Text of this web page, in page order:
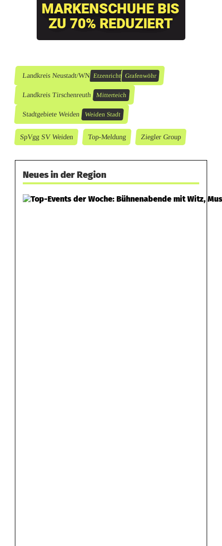
Landkreis Neustadt/WN Etzenricht Grafenwöhr
Landkreis Tirschenreuth Mitterteich
Stadtgebiete Weiden Weiden Stadt
SpVgg SV Weiden Top-Meldung Ziegler Group
Neues in der Region